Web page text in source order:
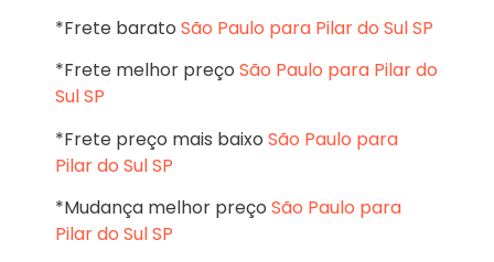
*Frete barato São Paulo para Pilar do Sul SP
*Frete melhor preço São Paulo para Pilar do
Sul SP
*Frete preço mais baixo São Paulo para
Pilar do Sul SP
*Mudança melhor preço São Paulo para
Pilar do Sul SP